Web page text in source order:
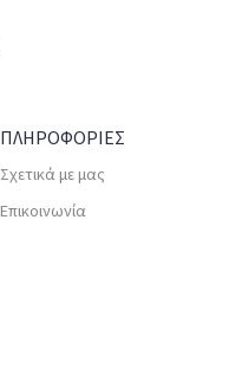
ΠΛΗΡΟΦΟΡΙΕΣ
Σχετικά με μας
Επικοινωνία